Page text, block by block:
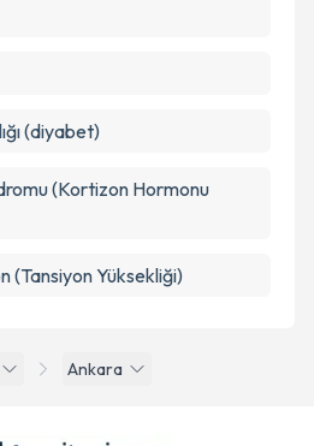
Ankara
(diyabet)
(Kortizon Hormonu
(Tansiyon Yüksekliği)